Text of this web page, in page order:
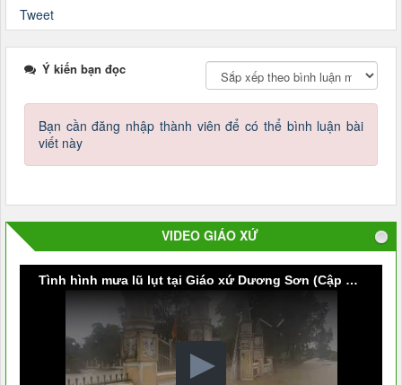
Tweet
Ý kiến bạn đọc
Bạn cần đăng nhập thành viên để có thể bình luận bài
viết này
VIDEO GIÁO XỨ
Tình hình mưa lũ lụt tại Giáo xứ Dương Sơn (Cập nhật vào lúc 9g30 ngày 09/10/2020)